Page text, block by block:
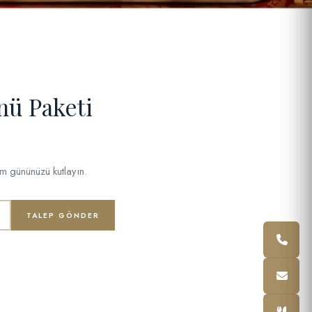
Paketi
gününüzü kutlayın.
TALEP GÖNDER